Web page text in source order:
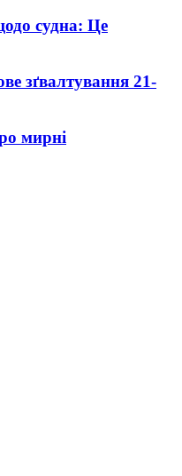
судна: Це
зґвалтування 21-
мирні